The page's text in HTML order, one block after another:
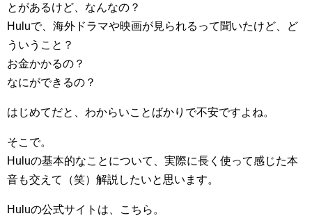
とがあるけど、なんなの？
Huluで、海外ドラマや映画が見られるって聞いたけど、ど
ういうこと？
お金かかるの？
なにができるの？
はじめてだと、わからいことばかりで不安ですよね。
そこで。
Huluの基本的なことについて、実際に長く使って感じた本
音も交えて（笑）解説したいと思います。
Huluの公式サイトは、こちら。